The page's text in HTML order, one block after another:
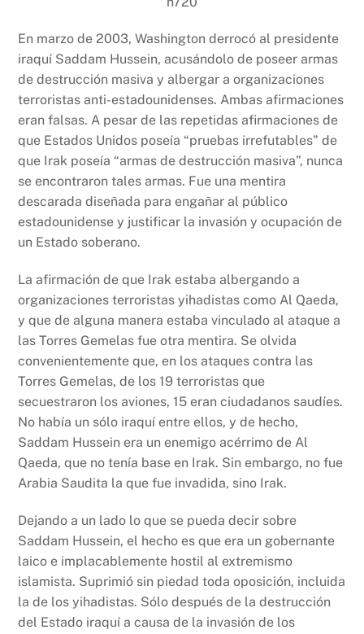
En marzo de 2003, Washington derrocó al presidente
iraquí Saddam Hussein, acusándolo de poseer armas
de destrucción masiva y albergar a organizaciones
terroristas anti-estadounidenses. Ambas afirmaciones
eran falsas. A pesar de las repetidas afirmaciones de
que Estados Unidos poseía “pruebas irrefutables” de
que Irak poseía “armas de destrucción masiva”, nunca
se encontraron tales armas. Fue una mentira
descarada diseñada para engañar al público
estadounidense y justificar la invasión y ocupación de
un Estado soberano.
La afirmación de que Irak estaba albergando a
organizaciones terroristas yihadistas como Al Qaeda,
y que de alguna manera estaba vinculado al ataque a
las Torres Gemelas fue otra mentira. Se olvida
convenientemente que, en los ataques contra las
Torres Gemelas, de los 19 terroristas que
secuestraron los aviones, 15 eran ciudadanos saudíes.
No había un sólo iraquí entre ellos, y de hecho,
Saddam Hussein era un enemigo acérrimo de Al
Qaeda, que no tenía base en Irak. Sin embargo, no fue
Arabia Saudita la que fue invadida, sino Irak.
Dejando a un lado lo que se pueda decir sobre
Saddam Hussein, el hecho es que era un gobernante
laico e implacablemente hostil al extremismo
islamista. Suprimió sin piedad toda oposición, incluida
la de los yihadistas. Sólo después de la destrucción
del Estado iraquí a causa de la invasión de los